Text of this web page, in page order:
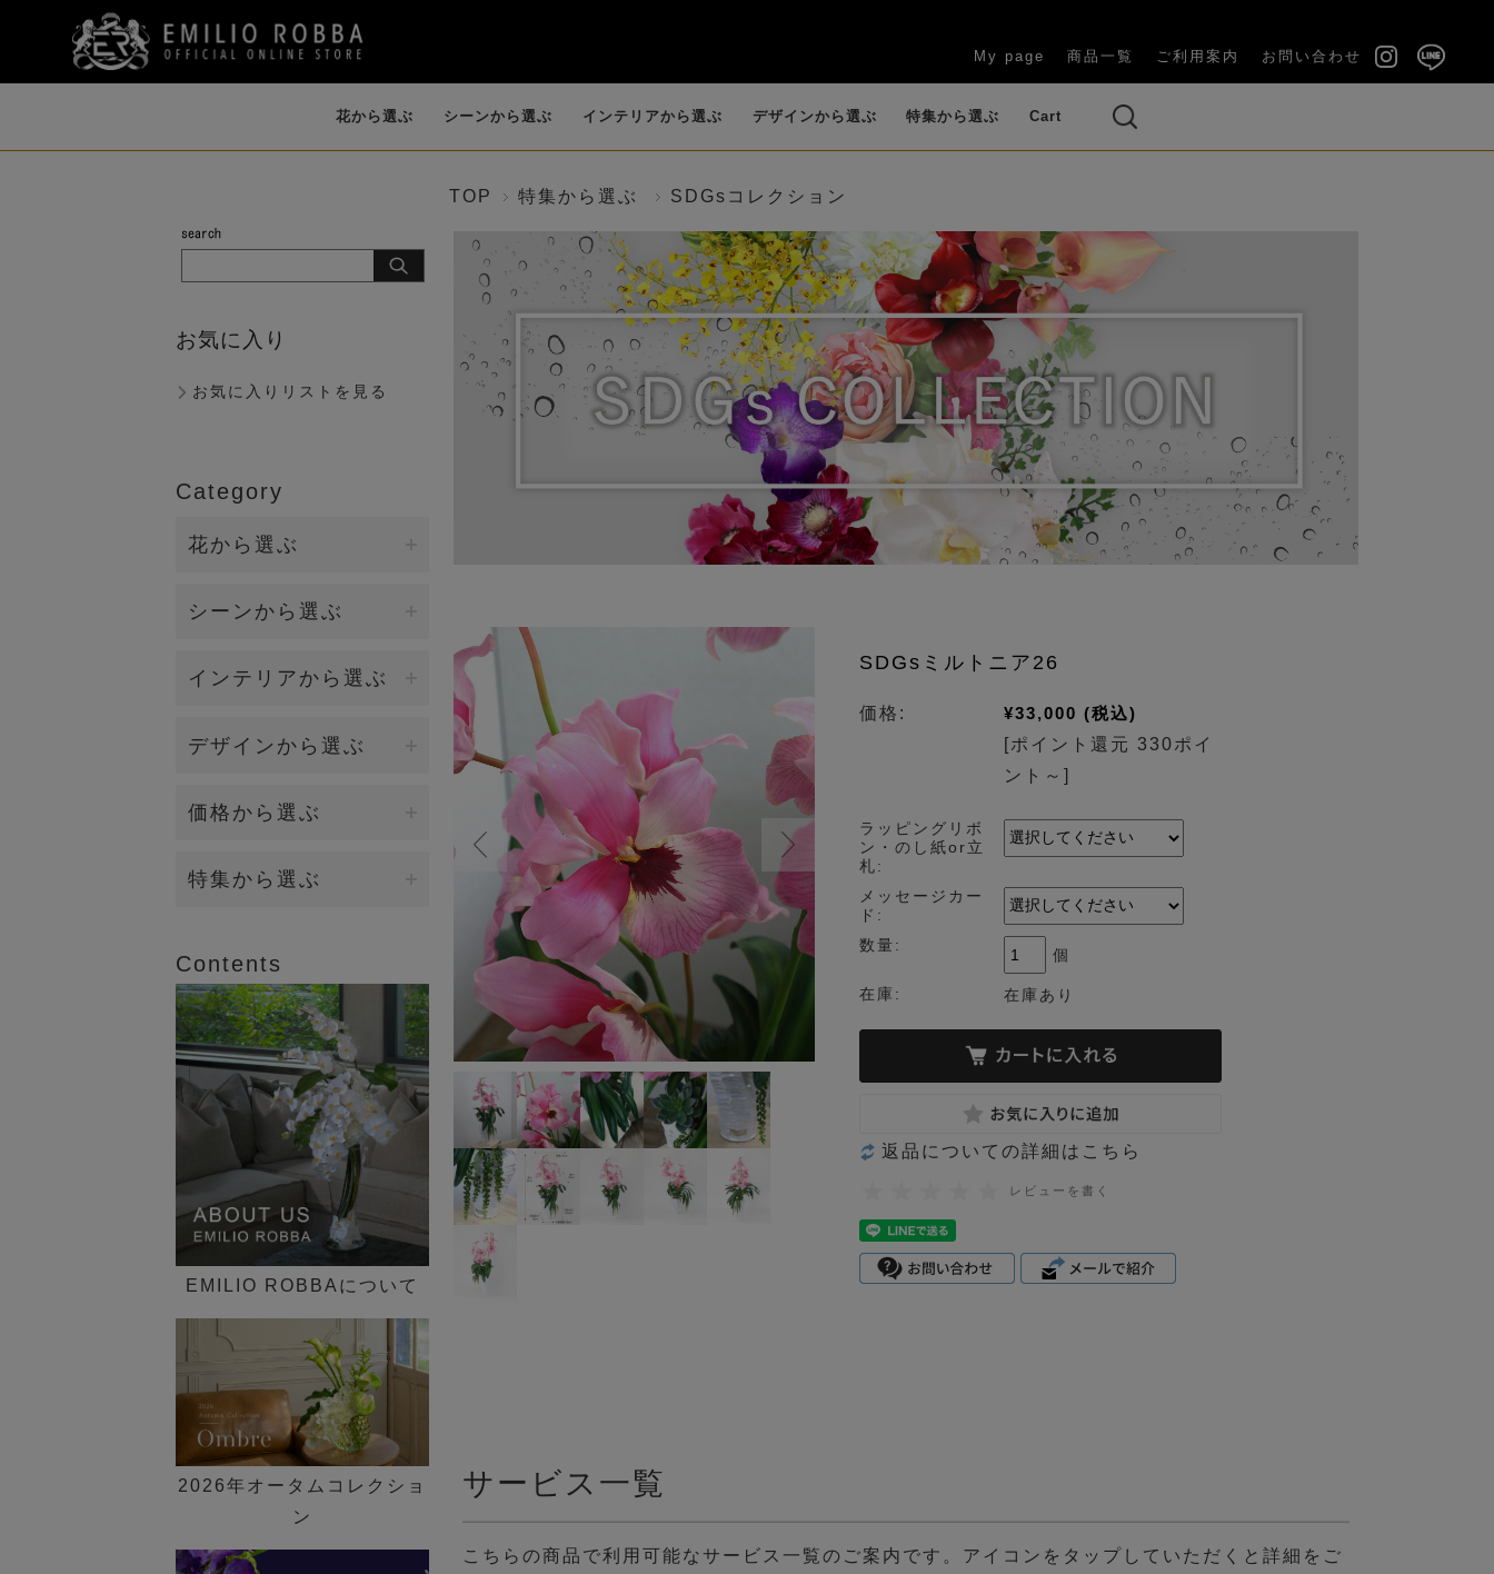
My page 商品一覧 ご利用案内 お問い合わせ
花から選ぶ
ファレノプシス
バンダ・オーキッ
カサブランカ・リ
リー
カラー ローズ（バラ）
ピオニー（芍薬） ロータス（睡蓮）
グリーン(観葉植
物)
その他
シーンから選ぶ
誕生日・各種お祝
開店・開業・就任
祝い（大型）
新築祝い・引越し
祝い
お供え・仏花・お
悔やみ
賀寿祝い（長寿祝
い）
法人ギフト お盆のお供え花
インテリアから選ぶ
ダイニング キッチン リビング エントランス ベッドルーム
デザインから選ぶ
イリュージョンフ
（LIKE WATER）
個性的な花器
（AMBIENCE）
観葉植物
(BIOPHILIA)
香りつきアレンジ
(POT POURRI)
花束・ブーケ
(BOUQUET)
特集から選ぶ Cart
TOP 特集から選ぶ SDGsコレクション
SDGsミルトニア26
価格: ¥33,000 (税込)
[ポイント還元 330ポイ
ント～]
ラッピングリボ
ン・のし紙or立
札:
メッセージカー
ド:
数量:
個
在庫: 在庫あり
返品についての詳細はこちら
レビューを書く
サービス一覧
こちらの商品で利用可能なサービス一覧のご案内です。アイコンをタップしていただくと詳細をご
お気に入り
お気に入りリストを見る
Category
花から選ぶ
ファレノプシス（胡蝶蘭）
カラー
ローズ（バラ）
ロータス（睡蓮)
ピオニー(芍薬)
グリーン(観葉植物)
その他
シーンから選ぶ
誕生日・各種お祝い
型）
新築祝い・引越し祝い
結婚祝い・内祝い
歓迎会ギフト
送別会・退職祝い
法人ギフト
シーン一覧 ►
インテリアから選ぶ
ダイニング
エントランス
インテリア一覧
►
デザインから選ぶ
イリュージョンフラワー
香りつきアレンジ
花束・ブーケ
ギフトケース付き
デザイン一覧 ►
価格から選ぶ
5,000円～9,999円
20,000円～
30,000円～
50,000円～
100,000円～
価格一覧 ►
特集から選ぶ
2026年サマーコレクション
新定番の贈り花「胡蝶蘭 特
集」
SDGs COLLECTION
胡蝶蘭(ファレノプシス)のア
ートフラワー特集
ブライダルコレクション
観葉植物セミオーダー
イリュージョンフラワー特集
【胡蝶蘭】贈答品特集
歓迎会ギフト特集
送別会・退職祝い特集
Contents
EMILIO ROBBAについて
2026年オータムコレクショ
ン